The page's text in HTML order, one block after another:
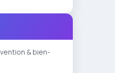
& bien-